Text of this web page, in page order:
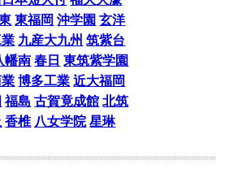
東福岡 沖学園 玄洋
九産大九州 筑紫台
幡南 春日 東筑紫学園
博多工業 近大福岡
福島 古賀竟成館 北筑
香椎 八女学院 星琳